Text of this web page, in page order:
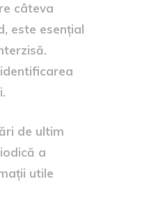
câteva
este esențial
de ultim
a
utile